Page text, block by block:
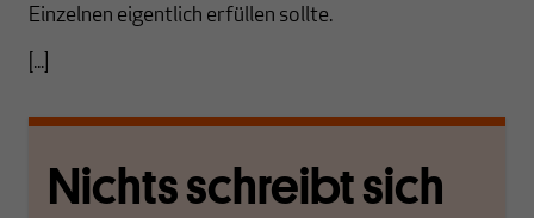
Einzelnen eigentlich erfüllen sollte.
[...]
Nichts schreibt sich